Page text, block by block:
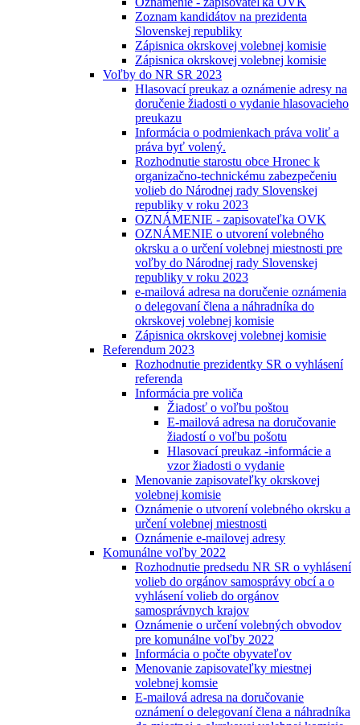
Zoznam kandidátov na prezidenta
Slovenskej republiky
Zápisnica okrskovej volebnej komisie
Zápisnica okrskovej volebnej komisie
Voľby do NR SR 2023
Hlasovací preukaz a oznámenie adresy na
doručenie žiadosti o vydanie hlasovacieho
preukazu
Informácia o podmienkach práva voliť a
práva byť volený.
Rozhodnutie starostu obce Hronec k
organizačno-technickému zabezpečeniu
volieb do Národnej rady Slovenskej
republiky v roku 2023
OZNÁMENIE - zapisovateľka OVK
OZNÁMENIE o utvorení volebného
okrsku a o určení volebnej miestnosti pre
voľby do Národnej rady Slovenskej
republiky v roku 2023
e-mailová adresa na doručenie oznámenia
o delegovaní člena a náhradníka do
okrskovej volebnej komisie
Zápisnica okrskovej volebnej komisie
Referendum 2023
Rozhodnutie prezidentky SR o vyhlásení
referenda
Informácia pre voliča
Žiadosť o voľbu poštou
E-mailová adresa na doručovanie
žiadostí o voľbu pošotu
Hlasovací preukaz -informácie a
vzor žiadosti o vydanie
Menovanie zapisovateľky okrskovej
volebnej komisie
Oznámenie o utvorení volebného okrsku a
určení volebnej miestnosti
Oznámenie e-mailovej adresy
Komunálne voľby 2022
Rozhodnutie predsedu NR SR o vyhlásení
volieb do orgánov samosprávy obcí a o
vyhlásení volieb do orgánov
samosprávnych krajov
Oznámenie o určení volebných obvodov
pre komunálne voľby 2022
Informácia o počte obyvateľov
Menovanie zapisovateľky miestnej
volebnej komsie
E-mailová adresa na doručovanie
oznámení o delegovaní člena a náhradníka